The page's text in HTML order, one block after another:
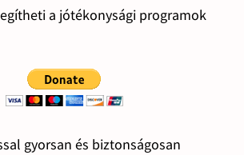
a jótékonysági programok
gyorsan és biztonságosan